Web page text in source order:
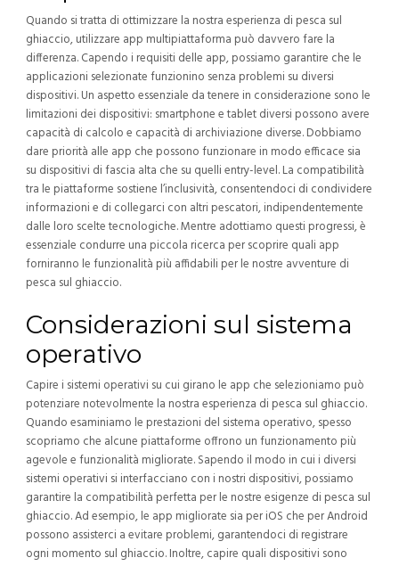
Quando si tratta di ottimizzare la nostra esperienza di pesca sul
ghiaccio, utilizzare app multipiattaforma può davvero fare la
differenza. Capendo i requisiti delle app, possiamo garantire che le
applicazioni selezionate funzionino senza problemi su diversi
dispositivi. Un aspetto essenziale da tenere in considerazione sono le
limitazioni dei dispositivi: smartphone e tablet diversi possono avere
capacità di calcolo e capacità di archiviazione diverse. Dobbiamo
dare priorità alle app che possono funzionare in modo efficace sia
su dispositivi di fascia alta che su quelli entry-level. La compatibilità
tra le piattaforme sostiene l’inclusività, consentendoci di condividere
informazioni e di collegarci con altri pescatori, indipendentemente
dalle loro scelte tecnologiche. Mentre adottiamo questi progressi, è
essenziale condurre una piccola ricerca per scoprire quali app
forniranno le funzionalità più affidabili per le nostre avventure di
pesca sul ghiaccio.
Considerazioni sul sistema
operativo
Capire i sistemi operativi su cui girano le app che selezioniamo può
potenziare notevolmente la nostra esperienza di pesca sul ghiaccio.
Quando esaminiamo le prestazioni del sistema operativo, spesso
scopriamo che alcune piattaforme offrono un funzionamento più
agevole e funzionalità migliorate. Sapendo il modo in cui i diversi
sistemi operativi si interfacciano con i nostri dispositivi, possiamo
garantire la compatibilità perfetta per le nostre esigenze di pesca sul
ghiaccio. Ad esempio, le app migliorate sia per iOS che per Android
possono assisterci a evitare problemi, garantendoci di registrare
ogni momento sul ghiaccio. Inoltre, capire quali dispositivi sono